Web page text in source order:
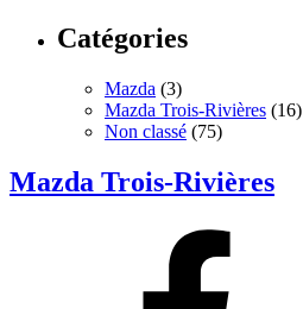
Catégories
Mazda (3)
Mazda Trois-Rivières (16)
Non classé (75)
Mazda Trois-Rivières